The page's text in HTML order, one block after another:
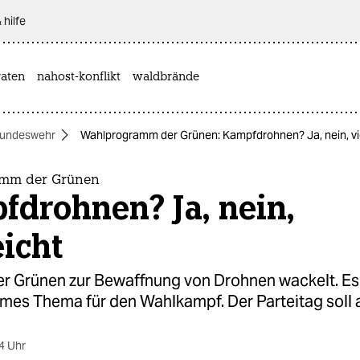
hilfe
nahost-konflikt waldbrände
Wahlprogramm der Grünen: Kampfdrohnen? Ja, nein,
der Grünen
Ja, nein,
Grünen zur Bewaffnung von Drohnen wackelt.
Thema für den Wahlkampf. Der Parteitag soll
Uhr